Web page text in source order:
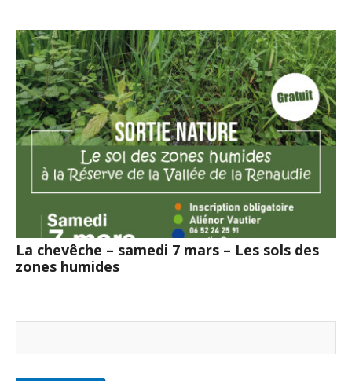
La chevêche – samedi 7 mars – Les sols des
zones humides